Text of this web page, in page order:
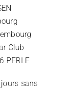
Club
PERLE
sans